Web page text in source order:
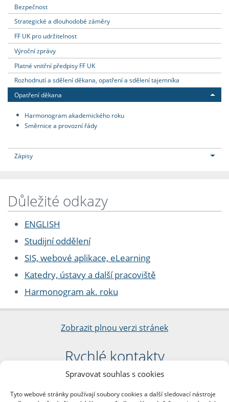
Spravovat souhlas s cookies
Tyto webové stránky používají soubory cookies a další sledovací nástroje
Bezpečnost
Strategické a dlouhodobé záměry
FF UK pro udržitelnost
Výroční zprávy
Platné vnitřní předpisy FF UK
Rozhodnutí a sdělení děkana, opatření a sdělení tajemníka
Opatření děkana
Harmonogram akademického roku
Směrnice a provozní řády
Zápisy
Důležité odkazy
ENGLISH
Studijní oddělení
SIS, webové aplikace, eLearning
Katedry, ústavy a další pracoviště
Harmonogram ak. roku
Zobrazit plnou verzi stránek
Rychlé kontakty
Filozofická fakulta
nám. Jana Palacha 1/2